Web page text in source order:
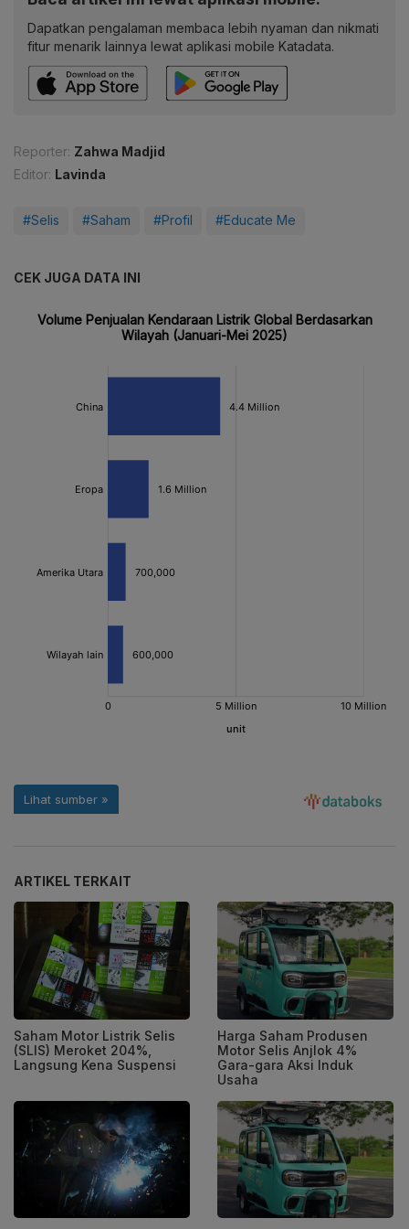
Dapatkan pengalaman membaca lebih nyaman dan nikmati
fitur menarik lainnya lewat aplikasi mobile Katadata.
Reporter: Zahwa Madjid
Editor: Lavinda
#Selis #Saham #Profil #Educate Me
CEK JUGA DATA INI
ARTIKEL TERKAIT
Saham Motor Listrik Selis
(SLIS) Meroket 204%,
Langsung Kena Suspensi
Harga Saham Produsen
Motor Selis Anjlok 4%
Gara-gara Aksi Induk
Usaha